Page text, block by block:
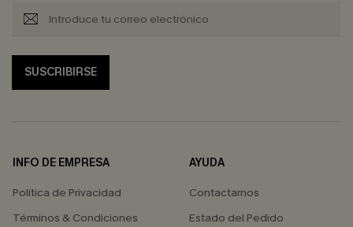
SUSCRIBIRSE
INFO DE EMPRESA
Política de Privacidad
Términos & Condiciones
AYUDA
Contactarnos
Estado del Pedido